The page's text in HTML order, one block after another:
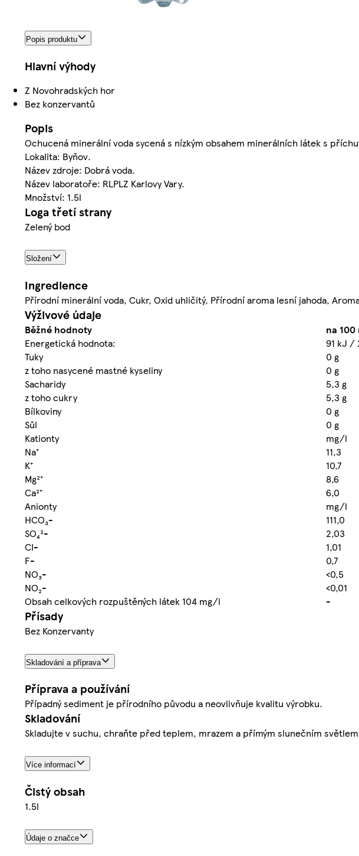
Popis produktu
Hlavní výhody
Z Novohradských hor
Bez konzervantů
Popis
Ochucená minerální voda sycená s nízkým obsahem minerálních látek s
Lokalita: Byňov.
Název zdroje: Dobrá voda.
Název laboratoře: RLPLZ Karlovy Vary.
Množství: 1.5l
Loga třetí strany
Zelený bod
Složení
Ingredience
Přírodní minerální voda, Cukr, Oxid uhličitý, Přírodní aroma lesní jahoda,
Výživové údaje
Běžné hodnoty
na 100
Energetická hodnota:
91 kJ /
Tuky
0 g
z toho nasycené mastné kyseliny
0 g
Sacharidy
5,3 g
z toho cukry
5,3 g
Bílkoviny
0 g
Sůl
0 g
Kationty
mg/l
Na⁺
11,3
K⁺
10,7
Mg²⁺
8,6
Ca²⁺
6,0
Anionty
mg/l
HCO₃-
111,0
SO₄²-
2,03
CI-
1,01
F-
0,7
NO₃-
<0,5
NO₂-
<0,01
Obsah celkových rozpuštěných látek 104 mg/l
-
Přísady
Bez Konzervanty
Skladování a příprava
Příprava a používání
Případný sediment je přírodního původu a neovlivňuje kvalitu výrobku.
Skladování
Skladujte v suchu, chraňte před teplem, mrazem a přímým slunečním
Více informací
Čistý obsah
1.5l
Údaje o značce